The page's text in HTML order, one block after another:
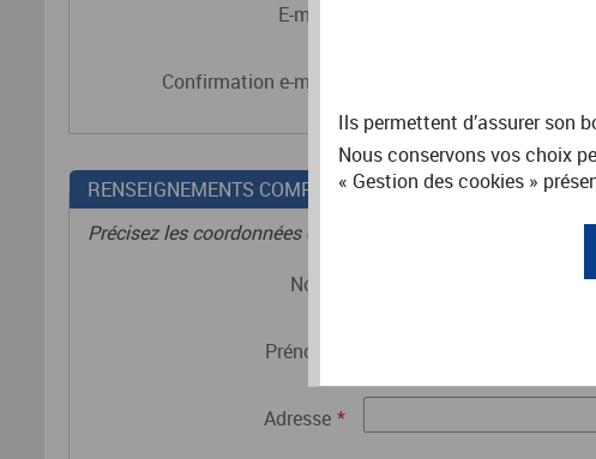
E-mail
Confirmation e-mail
RENSEIGNEMENTS COMPLÉMENTAIRES
Précisez les coordonnées de l'adhérent.
Nom
Prénom
Adresse *
Ils permettent d’assurer son
Nous conservons vos choix
« Gestion des cookies »